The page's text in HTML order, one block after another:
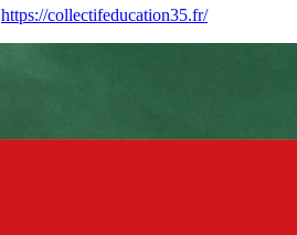
https://collectifeducation35.fr/